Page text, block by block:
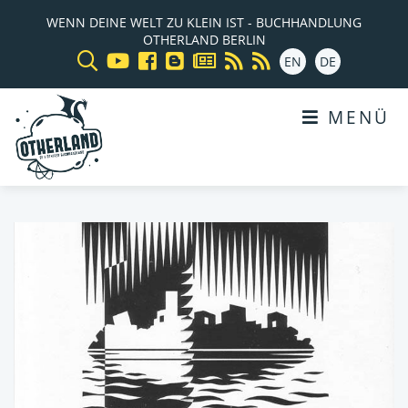
WENN DEINE WELT ZU KLEIN IST - BUCHHANDLUNG
OTHERLAND BERLIN
EN
DE
MENÜ